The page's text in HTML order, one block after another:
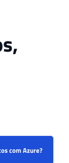
com Azure?